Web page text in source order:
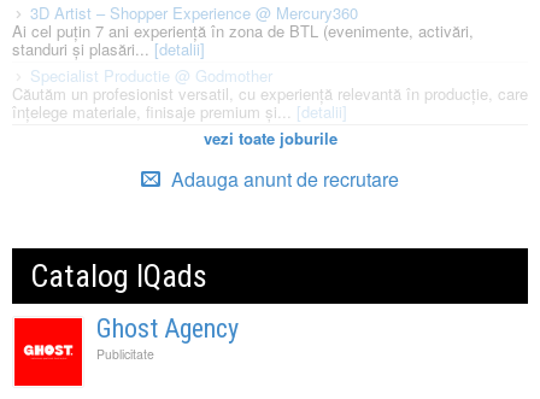
3D Artist – Shopper Experience @ Mercury360
Ai cel puțin 7 ani experiență în zona de BTL (evenimente, activări,
standuri și plasări... [detalii]
Specialist Productie @ Godmother
Căutăm un profesionist versatil, cu experiență relevantă în producție, care
înțelege materiale, finisaje premium și... [detalii]
vezi toate joburile
Adauga anunt de recrutare
Catalog IQads
Ghost Agency
Publicitate